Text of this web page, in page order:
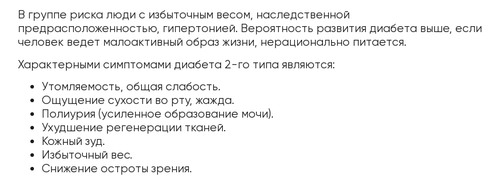
В группе риска люди с избыточным весом, наследственной
предрасположенностью, гипертонией. Вероятность развития диабета выше, если
человек ведет малоактивный образ жизни, нерационально питается.
Характерными симптомами диабета 2-го типа являются:
Утомляемость, общая слабость.
Ощущение сухости во рту, жажда.
Полиурия (усиленное образование мочи).
Ухудшение регенерации тканей.
Кожный зуд.
Избыточный вес.
Снижение остроты зрения.